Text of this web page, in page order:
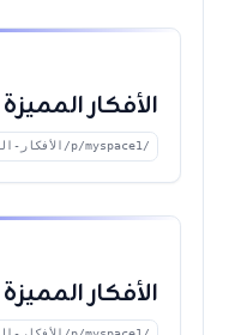
الأفكار المميزة
/p/myspace1/الأفكار-المميزة
الأفكار المميزة